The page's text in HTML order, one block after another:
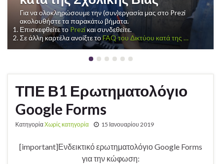
Για να ολοκληρώσουμε την (συν)εργασία μας στο Prezi
ακολουθήστε τα παρακάτω βήματα.
Επισκεφθείτε το Prezi και συνδεθείτε.
Σε άλλη καρτέλα ανοίξτε τοFAQ του Δικτύου κατά της …
ΤΠΕ Β1 Ερωτηματολόγιο
Google Forms
ΚατηγορίαΧωρίς κατηγορία 15 Ιανουαρίου 2019
[important]Ενδεικτικό ερωτηματολόγιο Google Forms
για την κώφωση: